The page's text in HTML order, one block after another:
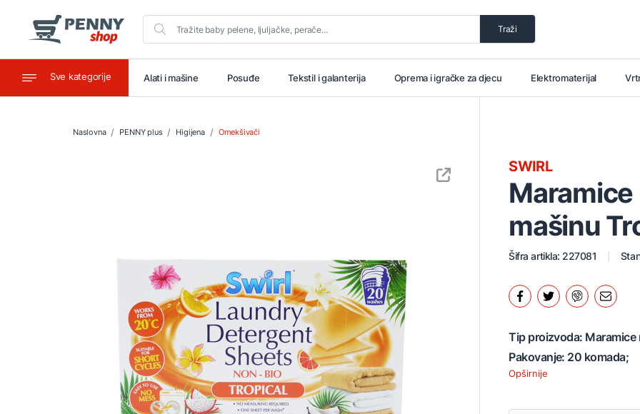
Traži
Sve kategorije
Ugostiteljstvo Alati i mašine Posuđe Tekstil i galanterija Oprema i igračke za djecu Elektromaterijal
Naslovna PENNY plus Higijena Omekšivači
mašinu
SWIRL
Šifra artikla: 227081
Tip proizvoda: Maramice
Pakovanje: 20 komada;
Opširnije